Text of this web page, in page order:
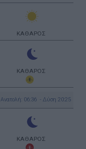
ΚΑΘΑΡΟΣ
ΚΑΘΑΡΟΣ
Ανατολή: 06:36 - Δύση 20:25
ΚΑΘΑΡΟΣ